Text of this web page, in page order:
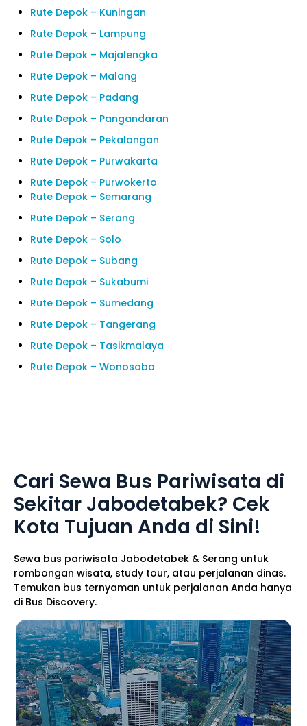
Rute Depok – Kuningan
Rute Depok – Lampung
Rute Depok – Majalengka
Rute Depok – Malang
Rute Depok – Padang
Rute Depok – Pangandaran
Rute Depok – Pekalongan
Rute Depok – Purwakarta
Rute Depok – Purwokerto
Rute Depok – Semarang
Rute Depok – Serang
Rute Depok – Solo
Rute Depok – Subang
Rute Depok – Sukabumi
Rute Depok – Sumedang
Rute Depok – Tangerang
Rute Depok – Tasikmalaya
Rute Depok – Wonosobo
Cari Sewa Bus Pariwisata di
Sekitar Jabodetabek? Cek
Kota Tujuan Anda di Sini!
Sewa bus pariwisata Jabodetabek & Serang untuk
rombongan wisata, study tour, atau perjalanan dinas.
Temukan bus ternyaman untuk perjalanan Anda hanya
di Bus Discovery.